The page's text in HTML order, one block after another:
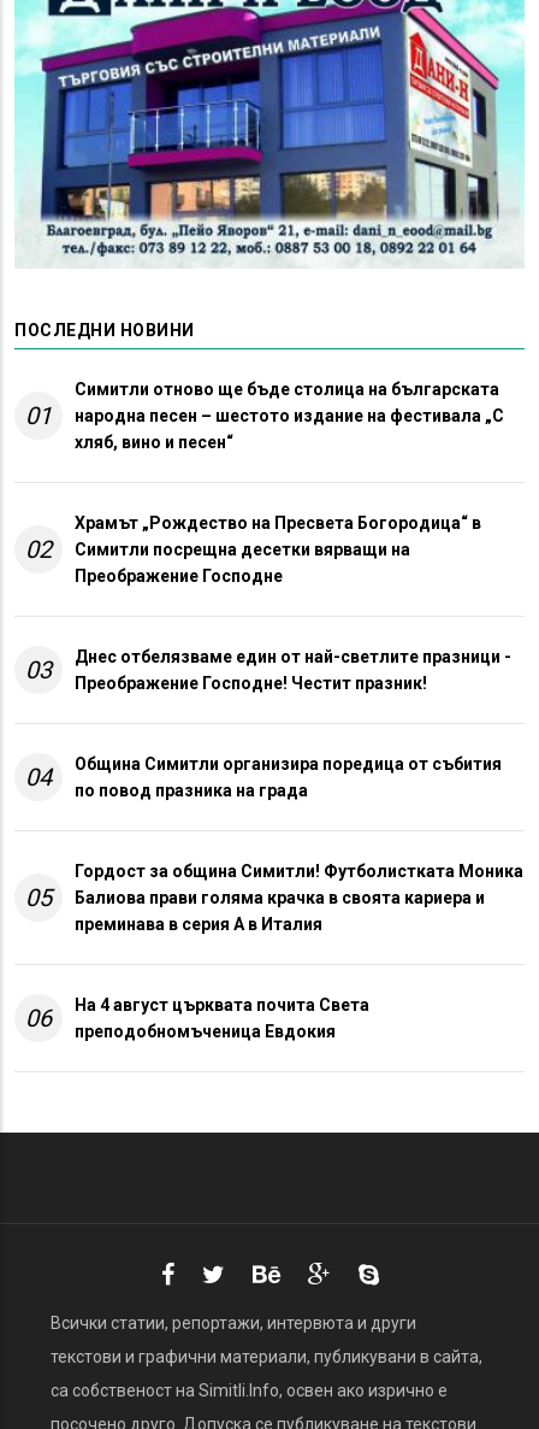
ПОСЛЕДНИ НОВИНИ
01
Симитли отново ще бъде столица на българската
народна песен – шестото издание на фестивала „С
хляб, вино и песен“
02
Храмът „Рождество на Пресвета Богородица“ в
Симитли посрещна десетки вярващи на
Преображение Господне
03
Днес отбелязваме един от най-светлите празници -
Преображение Господне! Честит празник!
04
Община Симитли организира поредица от събития
по повод празника на града
05
Гордост за община Симитли! Футболистката Моника
Балиова прави голяма крачка в своята кариера и
преминава в серия А в Италия
06
На 4 август църквата почита Света
преподобномъченица Евдокия
Всички статии, репортажи, интервюта и други
текстови и графични материали, публикувани в сайта,
са собственост на Simitli.Info, освен ако изрично е
посочено друго. Допуска се публикуване на текстови